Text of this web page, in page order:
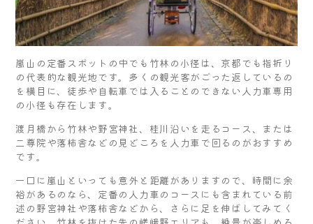
嵐山の定番スポットの中でも竹林の小径は、京都でも指折り
の代表的な観光地です。多くの観光客がごった返しているの
を横目に、徒歩や自転車では入ることのできない人力車専用
の小径も存在します。
渡月橋から竹林や野宮神社、桂川沿いを走るコース、または
二尊院や落柿舎などの見どころを人力車で回るのがおすすめ
です。
一口に嵐山といっても意外と距離がありますので、時間に余
裕があるのなら、定番の人力車のコースにも含まれている前
述の野宮神社や落柿舎などから、さらに足を伸ばしてみてく